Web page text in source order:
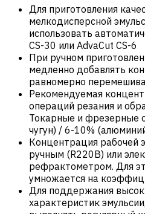
Для приготовления
мелкодисперсной
использовать
CS-30 или AdvaCut CS-6
При ручном
медленно добавлять
равномерно
Рекомендуемая
операций резания и
Токарные и фрезерные
чугун) / 6-10%
Концентрация рабочей
ручным (R220B) или
рефрактометром. Для
умножается на
Для поддержания
характеристик